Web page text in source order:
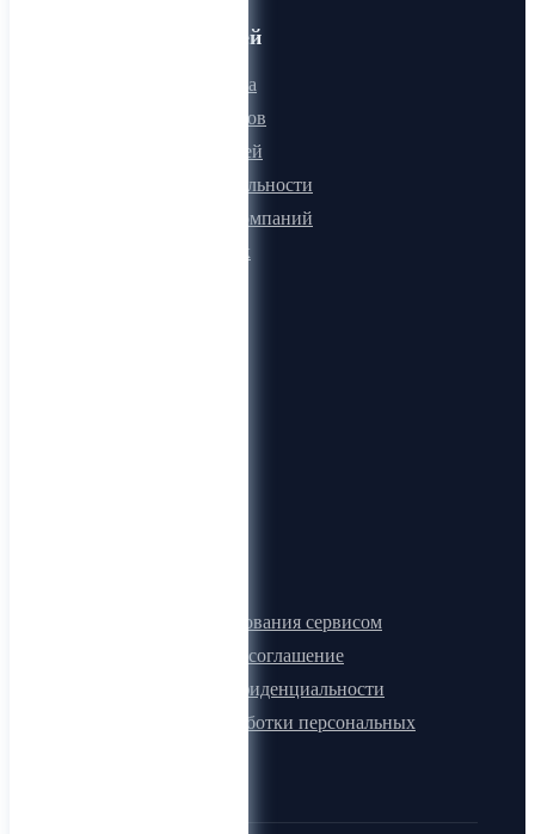
Для пользователей
Онлайн визитка
Для поставщиков
Для покупателей
Программа лояльности
Микроблоги компаний
Быстрый поиск
Правила пользования сервисом
Лицензионное соглашение
Политика конфиденциальности
Политика обработки персональных